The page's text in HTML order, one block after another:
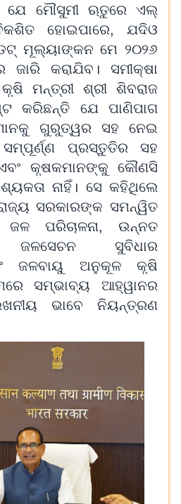
ଯେ ମୌସୁମୀ ଋତୁରେ ଏଲ୍
ହୋଇପାରେ, ଯଦିଓ
ମୂଲ୍ୟାଙ୍କନ ମେ ୨୦୨୬
ଜାରି କରାଯିବ। ସମୀକ୍ଷା
ମନ୍ତ୍ରୀ ଶ୍ରୀ ଶିବରାଜ
କରିଛନ୍ତି ଯେ ପାଣିପାଗ
ଗୁରୁତ୍ୱର ସହ ନେଇ
ପ୍ରସ୍ତୁତିର ସହ
କୃଷକମାନଙ୍କୁ କୌଣସି
ନାହିଁ। ସେ କହିଥିଲେ
ସରକାରଙ୍କ ସମନ୍ୱିତ
ପରିଚାଳନା, ଉନ୍ନତ
ଜଳସେଚନ ସୁବିଧାର
ଜଳବାୟୁ ଅନୁକୂଳ କୃଷି
ସମ୍ଭାବ୍ୟ ଆହ୍ୱାନର
ଭାବେ ନିୟନ୍ତ୍ରଣ